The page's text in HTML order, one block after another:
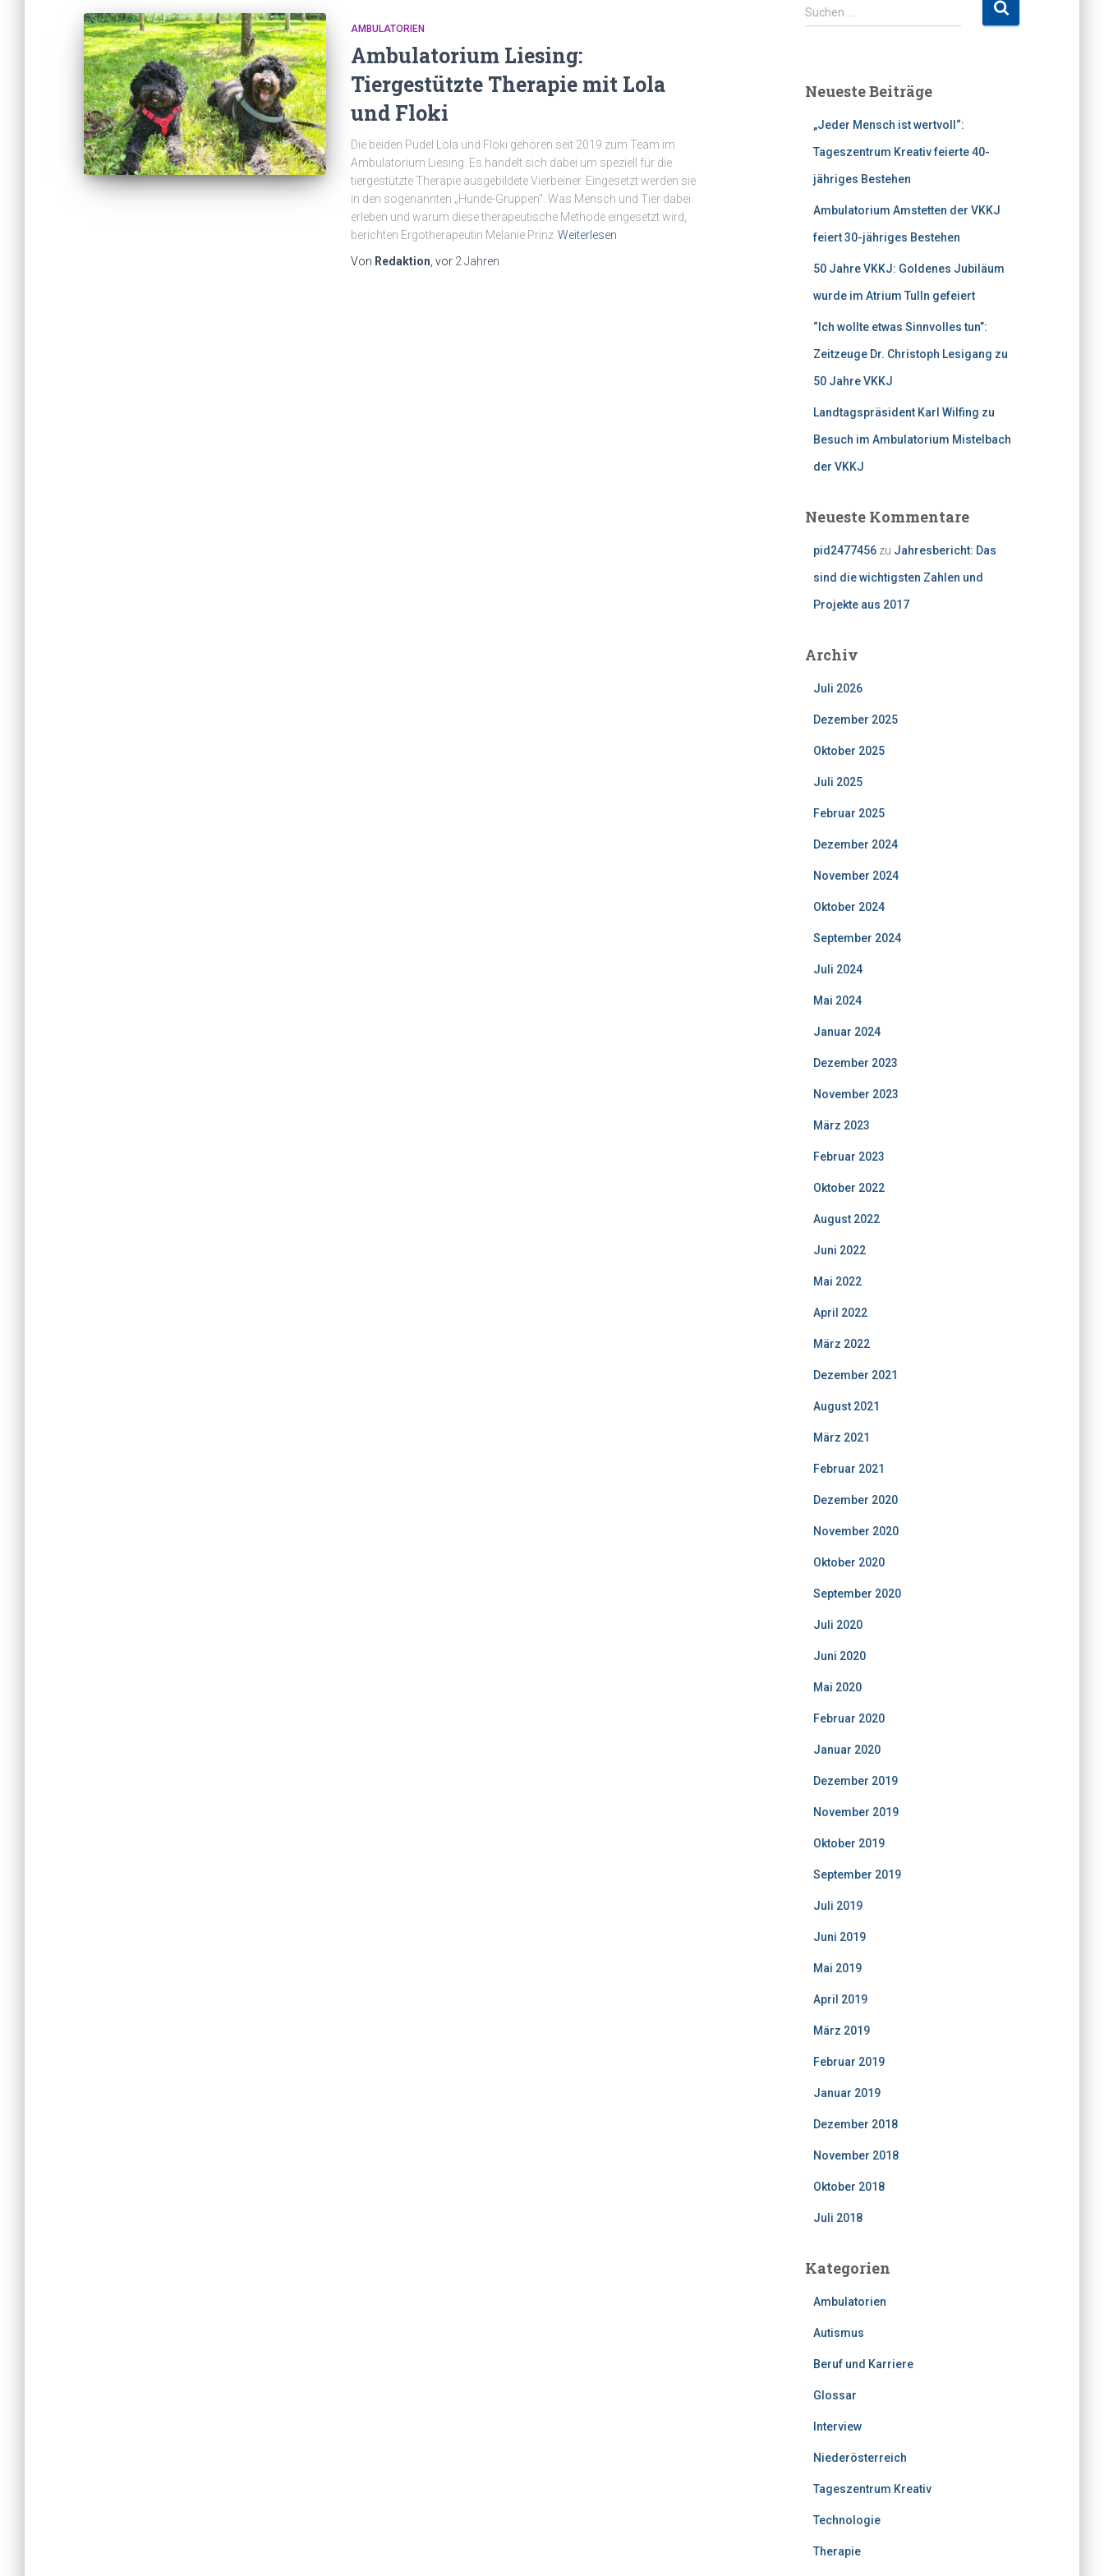
AMBULATORIEN
Ambulatorium Liesing:
Tiergestützte Therapie mit Lola
und Floki
Die beiden Pudel Lola und Floki gehören seit 2019 zum Team im
Ambulatorium Liesing. Es handelt sich dabei um speziell für die
tiergestützte Therapie ausgebildete Vierbeiner. Eingesetzt werden sie
in den sogenannten „Hunde-Gruppen“. Was Mensch und Tier dabei
erleben und warum diese therapeutische Methode eingesetzt wird,
berichten Ergotherapeutin Melanie Prinz Weiterlesen
Von Redaktion , vor 2 Jahren
S
u
n
Suchen …
Neueste Beiträge
„Jeder Mensch ist wertvoll“:
Tageszentrum Kreativ feierte 40-
jähriges Bestehen
Ambulatorium Amstetten der VKKJ
feiert 30-jähriges Bestehen
50 Jahre VKKJ: Goldenes Jubiläum
wurde im Atrium Tulln gefeiert
“Ich wollte etwas Sinnvolles tun”:
Zeitzeuge Dr. Christoph Lesigang zu
50 Jahre VKKJ
Landtagspräsident Karl Wilfing zu
Besuch im Ambulatorium Mistelbach
der VKKJ
Neueste Kommentare
pid2477456zu Jahresbericht: Das
sind die wichtigsten Zahlen und
Projekte aus 2017
Archiv
Juli 2026
Dezember 2025
Oktober 2025
Juli 2025
Februar 2025
Dezember 2024
November 2024
Oktober 2024
September 2024
Juli 2024
Mai 2024
Januar 2024
Dezember 2023
November 2023
März 2023
Februar 2023
Oktober 2022
August 2022
Juni 2022
Mai 2022
April 2022
März 2022
Dezember 2021
August 2021
März 2021
Februar 2021
Dezember 2020
November 2020
Oktober 2020
September 2020
Juli 2020
Juni 2020
Mai 2020
Februar 2020
Januar 2020
Dezember 2019
November 2019
Oktober 2019
September 2019
Juli 2019
Juni 2019
Mai 2019
April 2019
März 2019
Februar 2019
Januar 2019
Dezember 2018
November 2018
Oktober 2018
Juli 2018
Kategorien
Ambulatorien
Autismus
Beruf und Karriere
Glossar
Interview
Niederösterreich
Tageszentrum Kreativ
Technologie
Therapie